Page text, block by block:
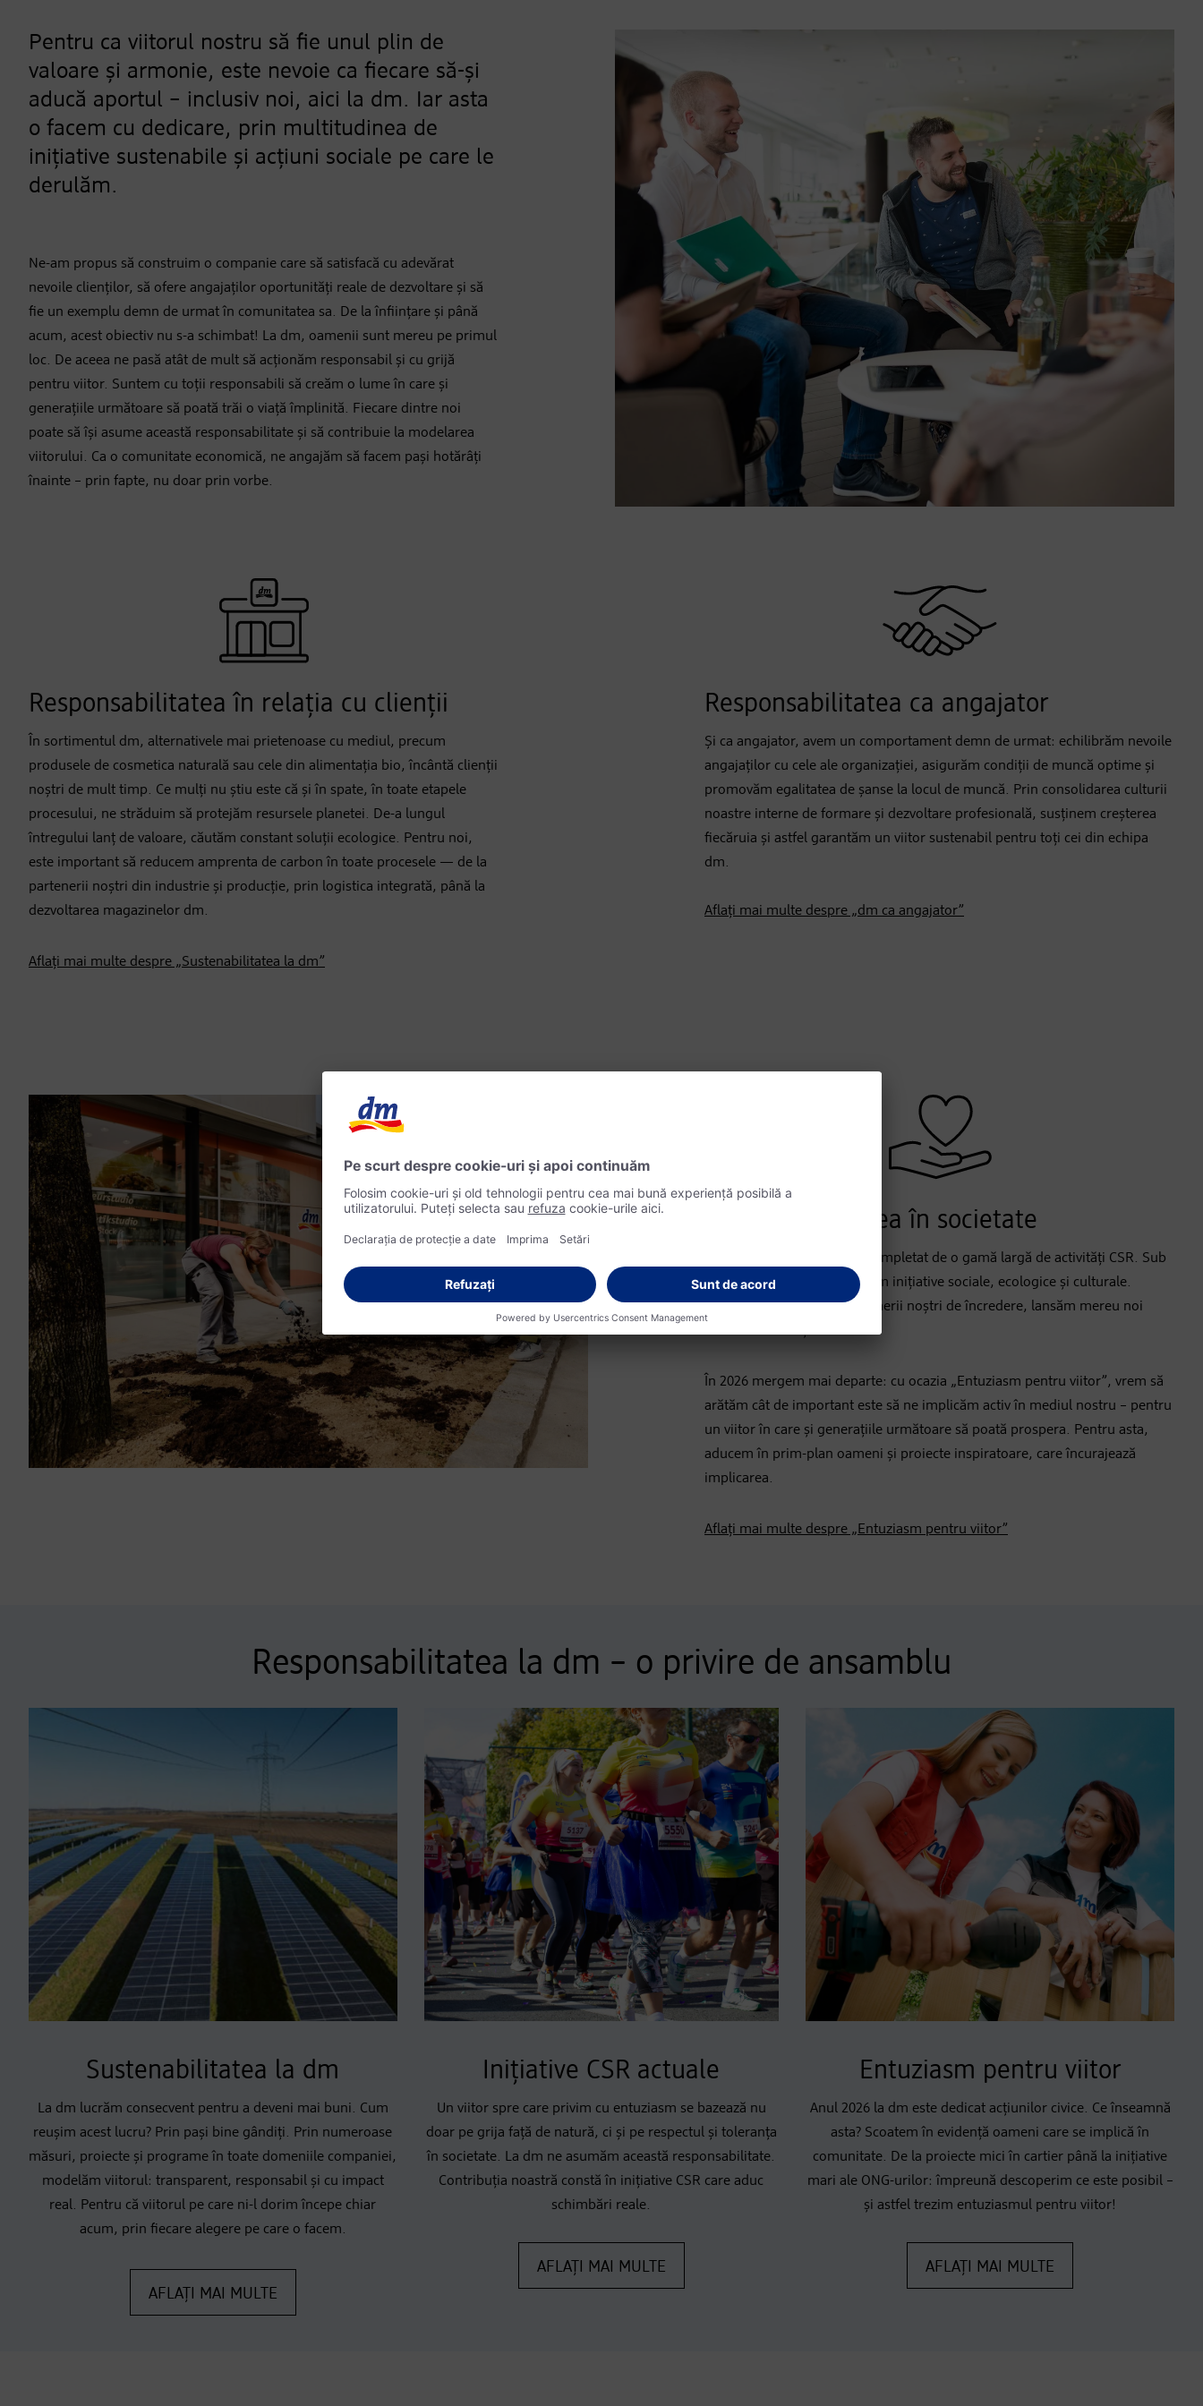
Pentru ca viitorul nostru să fie unul plin de
valoare și armonie, este nevoie ca fiecare să-și
aducă aportul – inclusiv noi, aici la dm. Iar asta
o facem cu dedicare, prin multitudinea de
inițiative sustenabile și acțiuni sociale pe care le
derulăm.
Ne-am propus să construim o companie care să satisfacă cu adevărat
nevoile clienților, să ofere angajaților oportunități reale de dezvoltare și să
fie un exemplu demn de urmat în comunitatea sa. De la înființare și până
acum, acest obiectiv nu s-a schimbat! La dm, oamenii sunt mereu pe primul
loc. De aceea ne pasă atât de mult să acționăm responsabil și cu grijă
pentru viitor. Suntem cu toții responsabili să creăm o lume în care și
generațiile următoare să poată trăi o viață împlinită. Fiecare dintre noi
poate să își asume această responsabilitate și să contribuie la modelarea
viitorului. Ca o comunitate economică, ne angajăm să facem pași hotărâți
înainte – prin fapte, nu doar prin vorbe.
Responsabilitatea în relația cu clienții
În sortimentul dm, alternativele mai prietenoase cu mediul, precum
produsele de cosmetica naturală sau cele din alimentația bio, încântă clienții
noștri de mult timp. Ce mulți nu știu este că și în spate, în toate etapele
procesului, ne străduim să protejăm resursele planetei. De-a lungul
întregului lanț de valoare, căutăm constant soluții ecologice. Pentru noi,
este important să reducem amprenta de carbon în toate procesele — de la
partenerii noștri din industrie și producție, prin logistica integrată, până la
dezvoltarea magazinelor dm.
Aflați mai multe despre „Sustenabilitatea la dm”
Responsabilitatea ca angajator
Și ca angajator, avem un comportament demn de urmat: echilibrăm nevoile
angajaților cu cele ale organizației, asigurăm condiții de muncă optime și
promovăm egalitatea de șanse la locul de muncă. Prin consolidarea culturii
noastre interne de formare și dezvoltare profesională, susținem creșterea
fiecăruia și astfel garantăm un viitor sustenabil pentru toți cei din echipa
dm.
Aflați mai multe despre „dm ca angajator”
Responsabilitatea în societate
Angajamentul nostru este completat de o gamă largă de activități CSR. Sub
umbrela{împreună}
susținem inițiative sociale, ecologice și culturale.
Împreună cu clienții și partenerii noștri de încredere, lansăm mereu noi
teme cu relevanță socială.
În 2026 mergem mai departe: cu ocazia „Entuziasm pentru viitor”, vrem să
arătăm cât de important este să ne implicăm activ în mediul nostru – pentru
un viitor în care și generațiile următoare să poată prospera. Pentru asta,
aducem în prim-plan oameni și proiecte inspiratoare, care încurajează
implicarea.
Aflați mai multe despre „Entuziasm pentru viitor”
Responsabilitatea la dm – o privire de ansamblu
Sustenabilitatea la dm
La dm lucrăm consecvent pentru a deveni mai buni. Cum
reușim acest lucru? Prin pași bine gândiți. Prin numeroase
măsuri, proiecte și programe în toate domeniile companiei,
modelăm viitorul: transparent, responsabil și cu impact
real. Pentru că viitorul pe care ni-l dorim începe chiar
acum, prin fiecare alegere pe care o facem.
AFLAȚI MAI MULTE
Inițiative CSR actuale
Un viitor spre care privim cu entuziasm se bazează nu
doar pe grija față de natură, ci și pe respectul și toleranța
în societate. La dm ne asumăm această responsabilitate.
Contribuția noastră constă în inițiative CSR care aduc
schimbări reale.
AFLAȚI MAI MULTE
Entuziasm pentru viitor
Anul 2026 la dm este dedicat acțiunilor civice. Ce înseamnă
asta? Scoatem în evidență oameni care se implică în
comunitate. De la proiecte mici în cartier până la inițiative
mari ale ONG-urilor: împreună descoperim ce este posibil –
și astfel trezim entuziasmul pentru viitor!
AFLAȚI MAI MULTE